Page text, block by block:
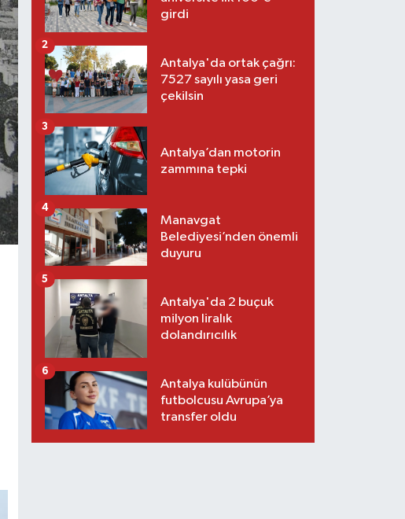
girdi
Antalya'da ortak çağrı:
7527 sayılı yasa geri
çekilsin
2
Antalya’dan motorin
zammına tepki
3
Manavgat
Belediyesi’nden önemli
duyuru
4
Antalya'da 2 buçuk
milyon liralık
dolandırıcılık
5
Antalya kulübünün
futbolcusu Avrupa’ya
transfer oldu
6